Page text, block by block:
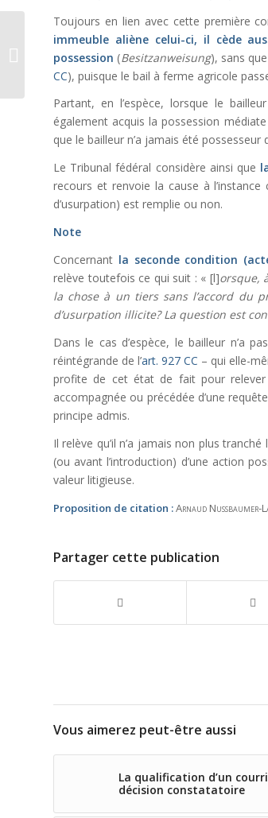
Toujours en lien avec cette première
immeuble aliène celui-ci, il cède
possession (Besitzanweisung), sans
CC), puisque le bail à ferme agricole
Partant, en l’espèce, lorsque le
également acquis la possession
que le bailleur n’a jamais été possesseur
Le Tribunal fédéral considère ainsi que
recours et renvoie la cause à l’instance
d’usurpation) est remplie ou non.
Note
Concernant la seconde condition
relève toutefois ce qui suit : « [l]orsque,
la chose à un tiers sans l’accord du
d’usurpation illicite? La question est
Dans le cas d’espèce, le bailleur n’a
réintégrande de l’art. 927 CC – qui elle-
profite de cet état de fait pour relever
accompagnée ou précédée d’une
principe admis.
Il relève qu’il n’a jamais non plus
(ou avant l’introduction) d’une action
valeur litigieuse.
Proposition de citation :Arnaud Nussbaumer-
Partager cette publication
Vous aimerez peut-être aussi
La qualification d’un
décision constatatoire
Une tâche fédérale au
sens de l’art. 2 LPN ne
doit pas
nécessairement...